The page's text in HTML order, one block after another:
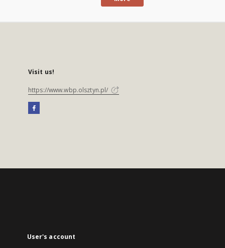
Visit us!
https://www.wbp.olsztyn.pl/
User's account